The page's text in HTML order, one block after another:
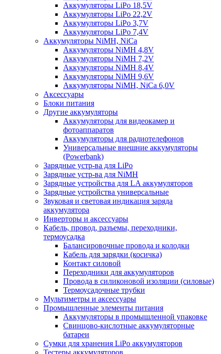
Аккумуляторы LiPo 18,5V
Аккумуляторы LiPo 22,2V
Аккумуляторы LiPo 3,7V
Аккумуляторы LiPo 7,4V
Аккумуляторы NiMH, NiCa
Аккумуляторы NiMH 4,8V
Аккумуляторы NiMH 7,2V
Аккумуляторы NiMH 8,4V
Аккумуляторы NiMH 9,6V
Аккумуляторы NiMH, NiCa 6,0V
Аксессуары
Блоки питания
Другие аккумуляторы
Аккумуляторы для видеокамер и
фотоаппаратов
Аккумуляторы для радиотелефонов
Универсальные внешние аккумуляторы
(Powerbank)
Зарядные устр-ва для LiPo
Зарядные устр-ва для NiMH
Зарядные устройства для LA аккумуляторов
Зарядные устройства универсальные
Звуковая и световая индикация заряда
аккумулятора
Инверторы и аксессуары
Кабель, провод, разъемы, переходники,
термоусадка
Балансировочные провода и колодки
Кабель для зарядки (косичка)
Контакт силовой
Переходники для аккумуляторов
Провода в силиконовой изоляции (силовые)
Термоусадочные трубки
Мультиметры и аксессуары
Промышленные элементы питания
Аккумуляторы в промышленной упаковке
Свинцово-кислотные аккумуляторные
батареи
Сумки для хранения LiPo аккумуляторов
Тестеры аккумуляторов